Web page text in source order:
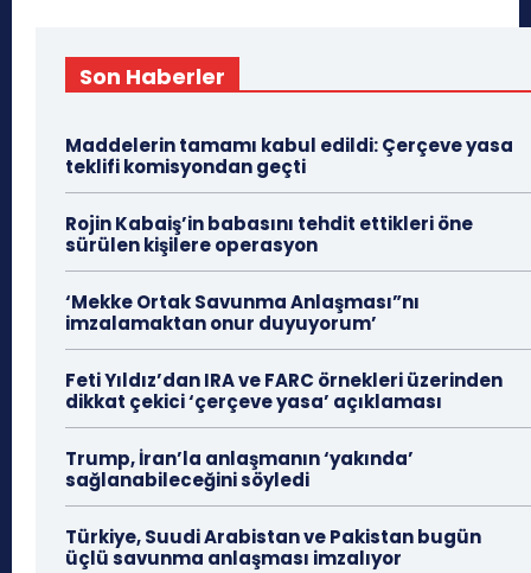
Son Haberler
Maddelerin tamamı kabul edildi: Çerçeve yasa
teklifi komisyondan geçti
Rojin Kabaiş’in babasını tehdit ettikleri öne
sürülen kişilere operasyon
‘Mekke Ortak Savunma Anlaşması”nı
imzalamaktan onur duyuyorum’
Feti Yıldız’dan IRA ve FARC örnekleri üzerinden
dikkat çekici ‘çerçeve yasa’ açıklaması
Trump, İran’la anlaşmanın ‘yakında’
sağlanabileceğini söyledi
Türkiye, Suudi Arabistan ve Pakistan bugün
üçlü savunma anlaşması imzalıyor